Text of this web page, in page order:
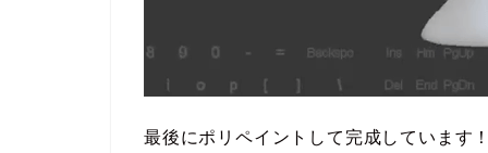
最後にポリペイントして完成しています